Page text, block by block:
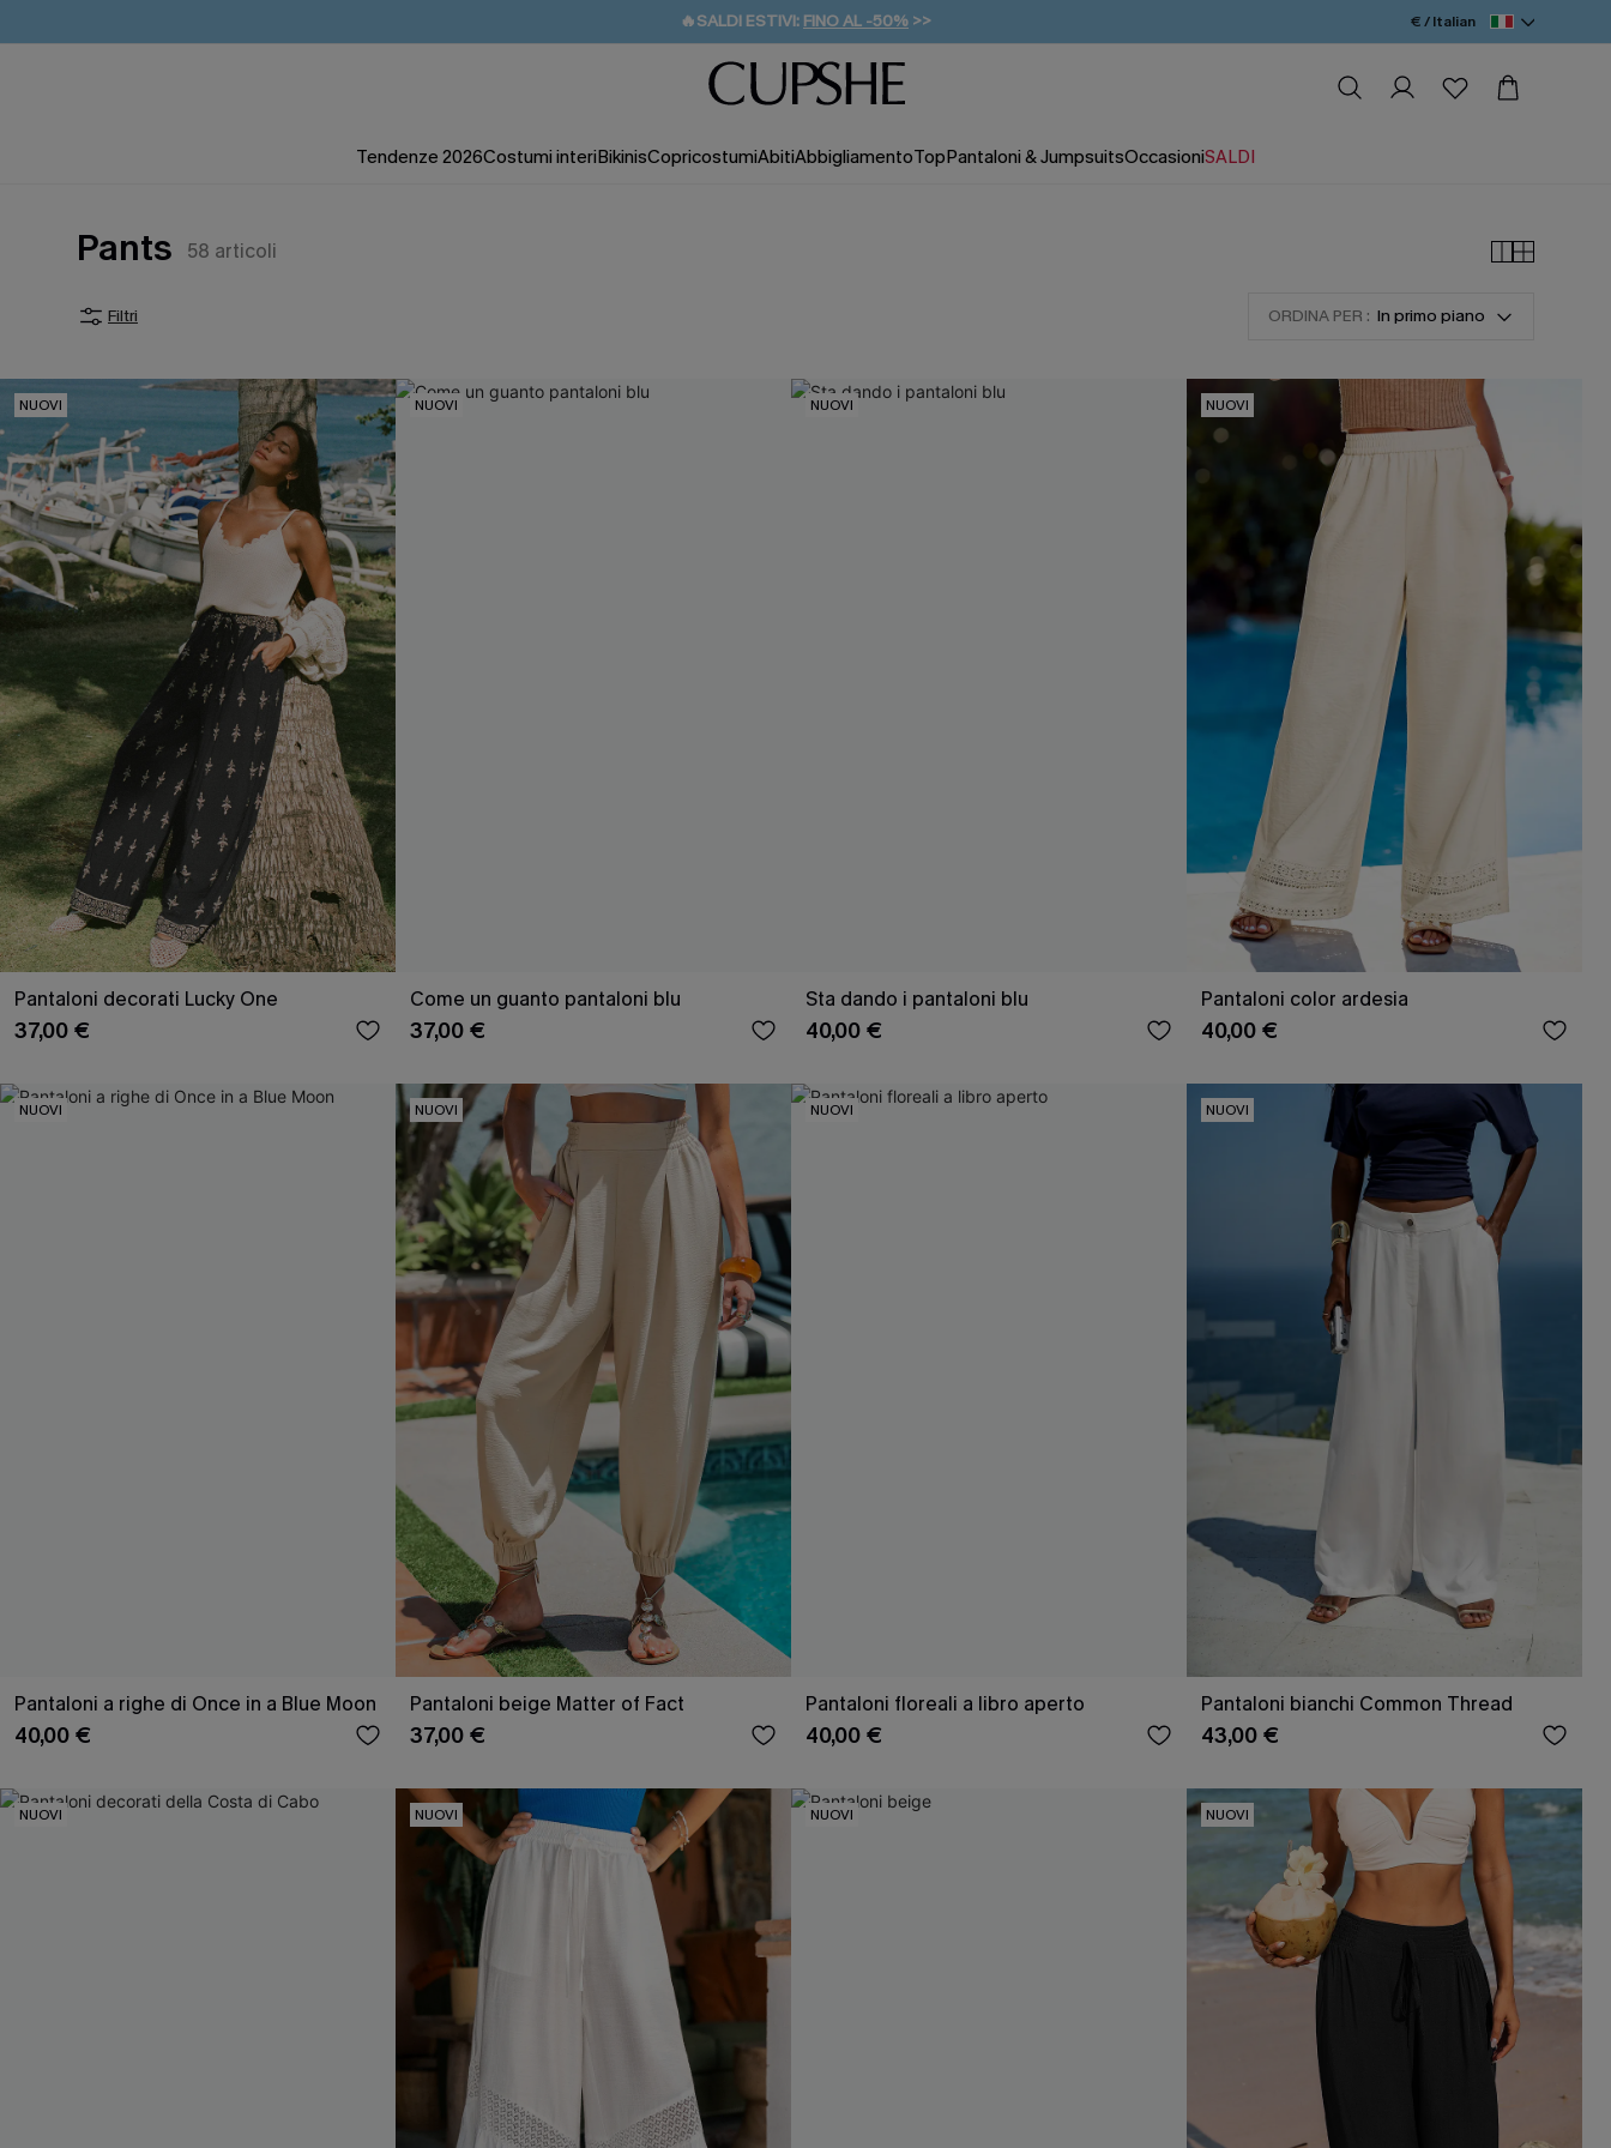
🔥SALDI ESTIVI: FINO AL -50% >>
🚚SPEDIZIONE GRATUITA DA 49€
💌REGALO PER I NUOVI: 20% DI SCONTO*
€ / Italian
Tendenze 2026Costumi interiBikinisCopricostumiAbitiAbbigliamentoTopPantaloni & JumpsuitsOccasioniSALDI
Pants 58 articoli
Filtri ORDINA PER : In primo piano
NUOVI
Pantaloni decorati Lucky One
37,00 €
NUOVI
Come un guanto pantaloni blu
37,00 €
NUOVI
Sta dando i pantaloni blu
40,00 €
NUOVI
Pantaloni color ardesia
40,00 €
NUOVI
Pantaloni a righe di Once in a Blue Moon
40,00 €
NUOVI
Pantaloni beige Matter of Fact
37,00 €
NUOVI
Pantaloni floreali a libro aperto
40,00 €
NUOVI
Pantaloni bianchi Common Thread
43,00 €
NUOVI NUOVI NUOVI NUOVI